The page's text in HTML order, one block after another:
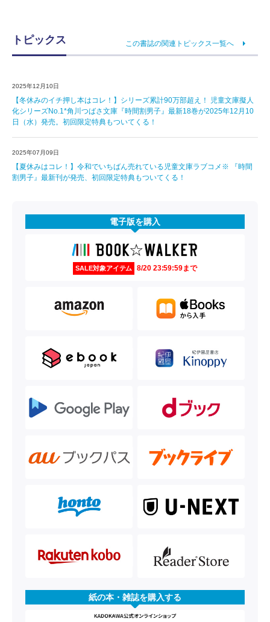
トピックス この書誌の関連トピックス一覧へ
2025年12月10日
【冬休みのイチ押し本はコレ！】シリーズ累計90万部超え！ 児童文庫擬人
化シリーズNo.1*角川つばさ文庫『時間割男子』最新18巻が2025年12月10
日（水）発売。初回限定特典もついてくる！
2025年07月09日
【夏休みはコレ！】令和でいちばん売れている児童文庫ラブコメ※ 『時間
割男子』最新刊が発売、初回限定特典もついてくる！
電子版を購入
SALE対象アイテム 8/20 23:59:59まで
紙の本・雑誌を購入する